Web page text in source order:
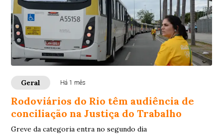
Geral Há 1 mês
Rodoviários do Rio têm audiência de
conciliação na Justiça do Trabalho
Greve da categoria entra no segundo dia